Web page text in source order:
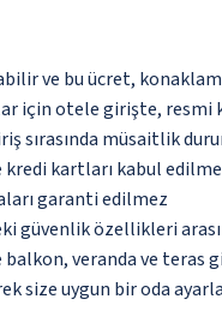
ve bu ücret,
için otele girişte,
sırasında müsaitlik
kredi kartları kabul
garanti edilmez
güvenlik özellikleri
veranda ve teras
size uygun bir oda